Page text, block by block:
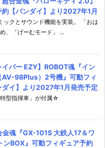
【バンダイ】より2027年1月
ックとサウンド機能を実装。 「おは
、「げーむモード」 ...
イバー EZY】ROBOT魂『イン
AV-98Plus）2号機』可動フィ
ダイ】より2027年1月発売予定
型指揮車」が付属☆
金魂『GX-101S 大鉄人17＆ワ
ンBOX』可動フィギュア予約